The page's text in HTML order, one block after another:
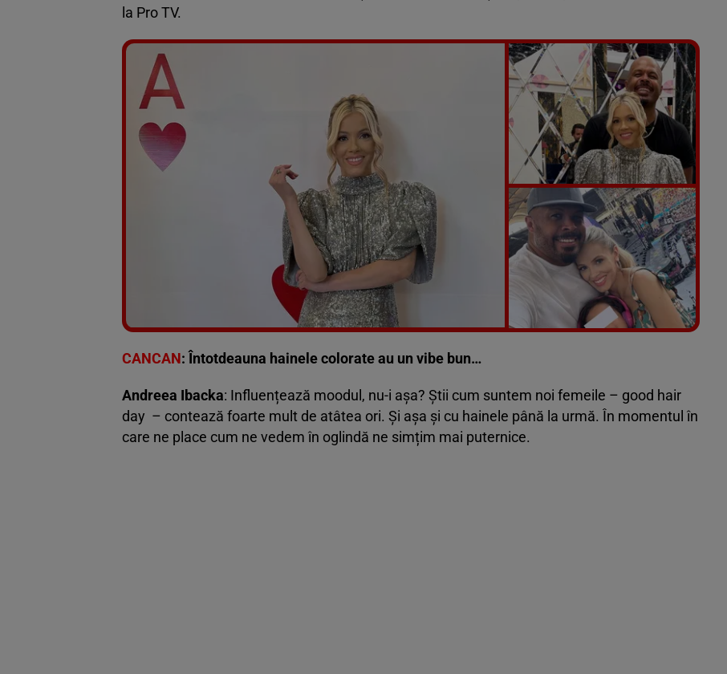
la Pro TV.
Vezi galeria foto
CANCAN: Întotdeauna hainele colorate au un vibe bun…
Andreea Ibacka: Influențează moodul, nu-i așa? Știi cum suntem noi femeile – good hair
day – contează foarte mult de atâtea ori. Și așa și cu hainele până la urmă. În momentul în
care ne place cum ne vedem în oglindă ne simțim mai puternice.